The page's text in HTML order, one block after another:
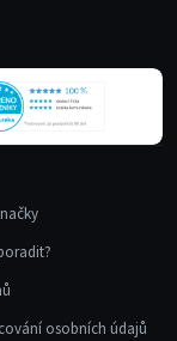
osobních údajů